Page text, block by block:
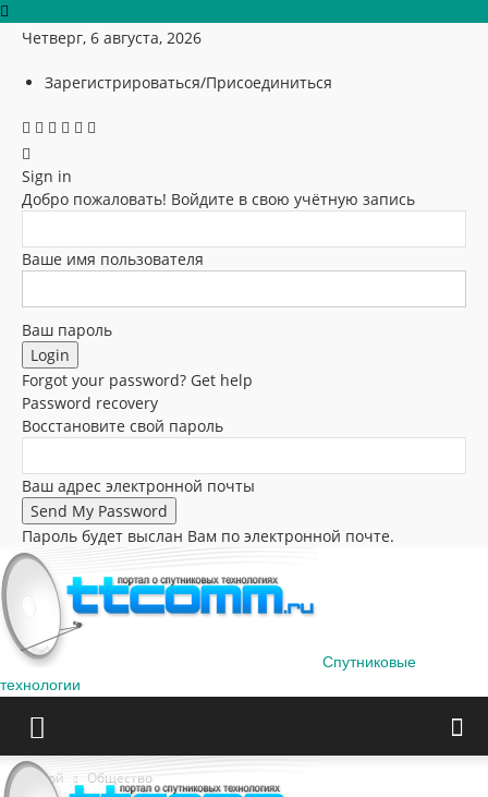
Четверг, 6 августа, 2026
Зарегистрироваться/Присоединиться
Sign in
Добро пожаловать! Войдите в свою учётную запись
Ваше имя пользователя
Ваш пароль
Forgot your password? Get help
Password recovery
Восстановите свой пароль
Ваш адрес электронной почты
Пароль будет выслан Вам по электронной почте.
Спутниковые
технологии
Домой Общество